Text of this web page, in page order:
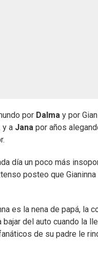
por Dalma y por
y a Jana por años
día un poco más
posteo que
es la nena de papá, la
del auto cuando la
de su padre le